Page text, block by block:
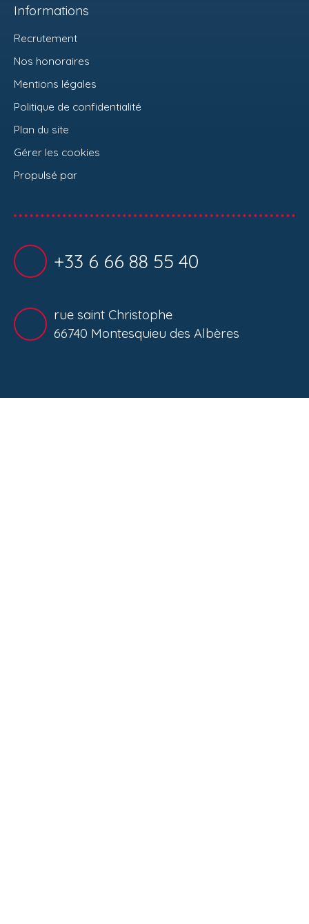
Informations
Recrutement
Nos honoraires
Mentions légales
Politique de confidentialité
Plan du site
Gérer les cookies
Propulsé par
+33 6 66 88 55 40
rue saint Christophe
66740 Montesquieu des Albères